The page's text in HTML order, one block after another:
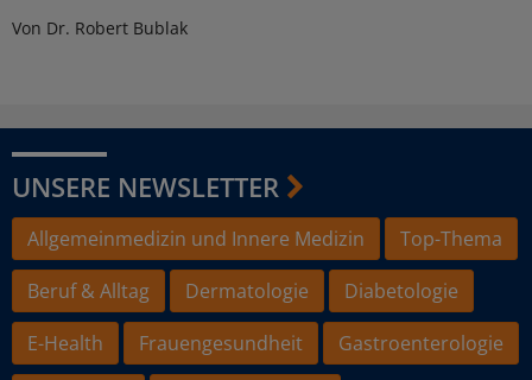
Von Dr. Robert Bublak
UNSERE NEWSLETTER
Allgemeinmedizin und Innere Medizin
Top-Thema
Beruf & Alltag
Dermatologie
Diabetologie
E-Health
Frauengesundheit
Gastroenterologie